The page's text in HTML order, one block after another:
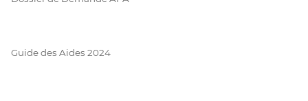
Guide des Aides 2024